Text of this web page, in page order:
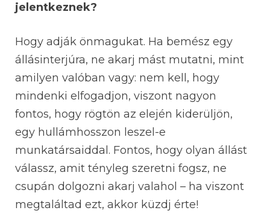
jelentkeznek?
Hogy adják önmagukat. Ha bemész egy
állásinterjúra, ne akarj mást mutatni, mint
amilyen valóban vagy: nem kell, hogy
mindenki elfogadjon, viszont nagyon
fontos, hogy rögtön az elején kiderüljön,
egy hullámhosszon leszel-e
munkatársaiddal. Fontos, hogy olyan állást
válassz, amit tényleg szeretni fogsz, ne
csupán dolgozni akarj valahol – ha viszont
megtaláltad ezt, akkor küzdj érte!